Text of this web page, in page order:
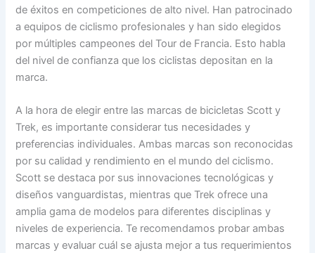
de éxitos en competiciones de alto nivel. Han patrocinado
a equipos de ciclismo profesionales y han sido elegidos
por múltiples campeones del Tour de Francia. Esto habla
del nivel de confianza que los ciclistas depositan en la
marca.
A la hora de elegir entre las marcas de bicicletas Scott y
Trek, es importante considerar tus necesidades y
preferencias individuales. Ambas marcas son reconocidas
por su calidad y rendimiento en el mundo del ciclismo.
Scott se destaca por sus innovaciones tecnológicas y
diseños vanguardistas, mientras que Trek ofrece una
amplia gama de modelos para diferentes disciplinas y
niveles de experiencia. Te recomendamos probar ambas
marcas y evaluar cuál se ajusta mejor a tus requerimientos